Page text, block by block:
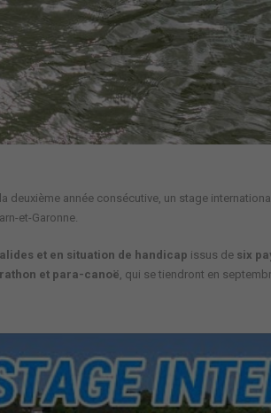
deuxième année consécutive, un stage
et-Garonne.
et en situation de handicap issus de six
et para-canoë, qui se tiendront en